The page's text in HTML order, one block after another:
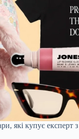
які купує експерт з